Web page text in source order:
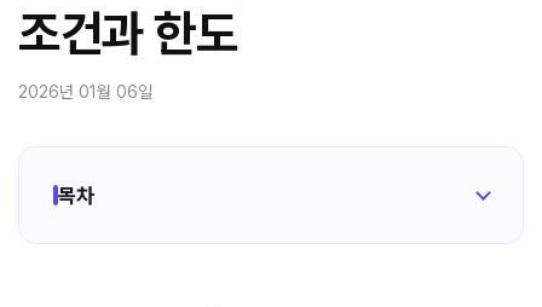
조건과 한도
2026년 01월 06일
목차